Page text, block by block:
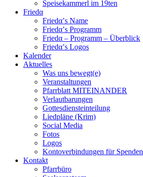
Speisekammerl im 19ten
Friedα
Friedα’s Name
Friedα’s Programm
Friedα – Programm – Überblick
Friedα’s Logos
Kalender
Aktuelles
Was uns bewegt(e)
Veranstaltungen
Pfarrblatt MITEINANDER
Verlautbarungen
Gottesdiensteinteilung
Liedpläne (Krim)
Social Media
Fotos
Logos
Kontoverbindungen für Spenden
Kontakt
Pfarrbüro